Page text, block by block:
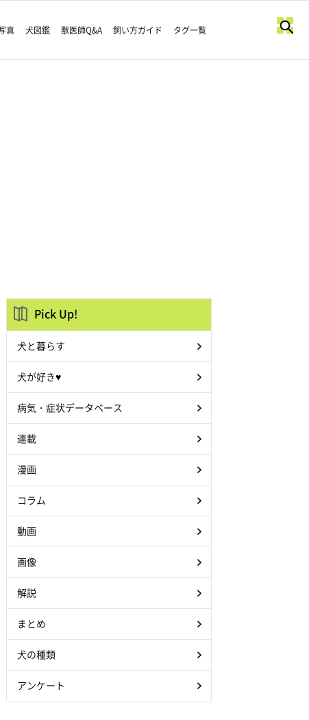
真 犬図鑑 獣医師Q&A 飼い方ガイド タグ一覧
Pick Up!
犬と暮らす
犬が好き♥
病気・症状データベース
連載
漫画
コラム
動画
画像
解説
まとめ
犬の種類
アンケート